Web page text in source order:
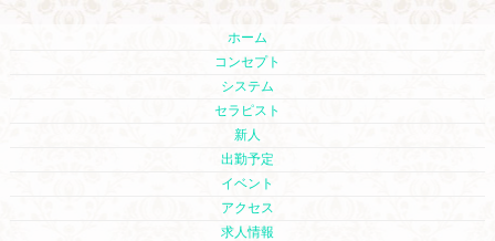
ホーム
コンセプト
システム
セラピスト
新人
出勤予定
イベント
アクセス
求人情報